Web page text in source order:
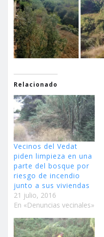
Relacionado
Vecinos del Vedat
piden limpieza en una
parte del bosque por
riesgo de incendio
junto a sus viviendas
21 julio, 2016
En «Denuncias vecinales»